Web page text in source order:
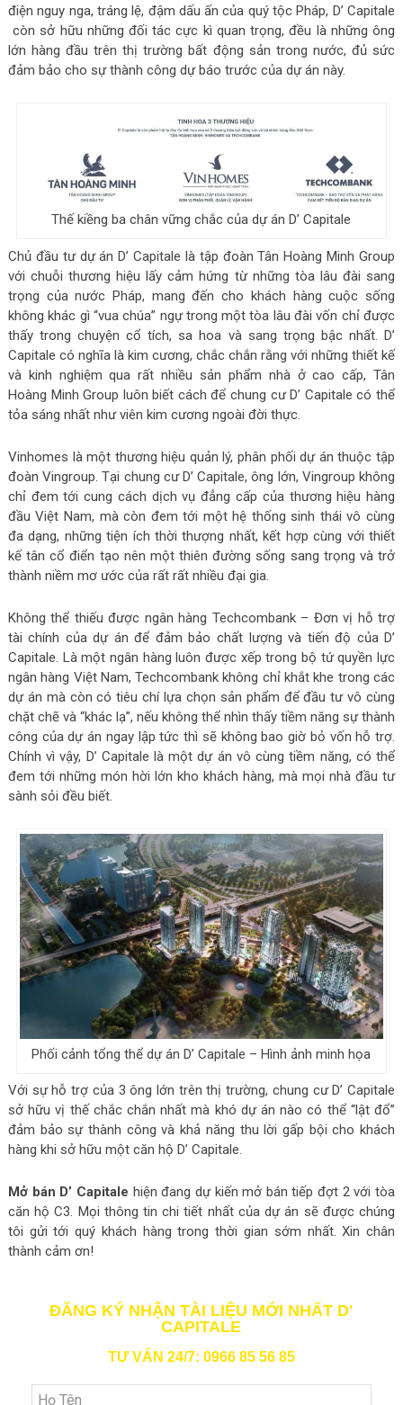
điện nguy nga, tráng lệ, đậm dấu ấn của quý tộc Pháp, D’ Capitale
còn sở hữu những đối tác cực kì quan trọng, đều là những ông
lớn hàng đầu trên thị trường bất động sản trong nước, đủ sức
đảm bảo cho sự thành công dự báo trước của dự án này.
Thế kiềng ba chân vững chắc của dự án D’ Capitale
Chủ đầu tư dự án D’ Capitale là tập đoàn Tân Hoàng Minh Group
với chuỗi thương hiệu lấy cảm hứng từ những tòa lâu đài sang
trọng của nước Pháp, mang đến cho khách hàng cuộc sống
không khác gì “vua chúa” ngự trong một tòa lâu đài vốn chỉ được
thấy trong chuyện cổ tích, sa hoa và sang trọng bậc nhất. D’
Capitale có nghĩa là kim cương, chắc chắn rằng với những thiết kế
và kinh nghiệm qua rất nhiều sản phẩm nhà ở cao cấp, Tân
Hoàng Minh Group luôn biết cách để chung cư D’ Capitale có thể
tỏa sáng nhất như viên kim cương ngoài đời thực.
Vinhomes là một thương hiệu quản lý, phân phối dự án thuộc tập
đoàn Vingroup. Tại chung cư D’ Capitale, ông lớn, Vingroup không
chỉ đem tới cung cách dịch vụ đẳng cấp của thương hiệu hàng
đầu Việt Nam, mà còn đem tới một hệ thống sinh thái vô cùng
đa dạng, những tiện ích thời thượng nhất, kết hợp cùng với thiết
kế tân cổ điển tạo nên một thiên đường sống sang trọng và trở
thành niềm mơ ước của rất rất nhiều đại gia.
Không thể thiếu được ngân hàng Techcombank – Đơn vị hỗ trợ
tài chính của dự án để đảm bảo chất lượng và tiến độ của D’
Capitale. Là một ngân hàng luôn được xếp trong bộ tứ quyền lực
ngân hàng Việt Nam, Techcombank không chỉ khắt khe trong các
dự án mà còn có tiêu chí lựa chọn sản phẩm để đầu tư vô cùng
chặt chẽ và “khác lạ”, nếu không thể nhìn thấy tiềm năng sự thành
công của dự án ngay lập tức thì sẽ không bao giờ bỏ vốn hỗ trợ.
Chính vì vậy, D’ Capitale là một dự án vô cùng tiềm năng, có thể
đem tới những món hời lớn kho khách hàng, mà mọi nhà đầu tư
sành sỏi đều biết.
Phối cảnh tổng thể dự án D’ Capitale – Hình ảnh minh họa
Với sự hỗ trợ của 3 ông lớn trên thị trường, chung cư D’ Capitale
sở hữu vị thế chắc chắn nhất mà khó dự án nào có thể “lật đổ”
đảm bảo sự thành công và khả năng thu lời gấp bội cho khách
hàng khi sở hữu một căn hộ D’ Capitale.
Mở bán D’ Capitale hiện đang dự kiến mở bán tiếp đợt 2 với tòa
căn hộ C3. Mọi thông tin chi tiết nhất của dự án sẽ được chúng
tôi gửi tới quý khách hàng trong thời gian sớm nhất. Xin chân
thành cảm ơn!
ĐĂNG KÝ NHẬN TÀI LIỆU MỚI NHẤT D'
CAPITALE
TƯ VẤN 24/7: 0966 85 56 85